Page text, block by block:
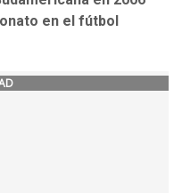
en el fútbol